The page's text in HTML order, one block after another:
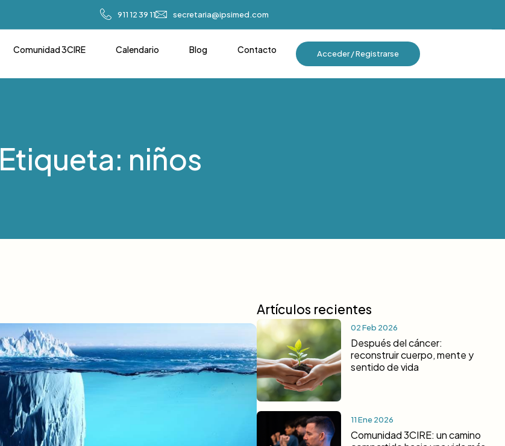
911 12 39 11 secretaria@ipsimed.com
Comunidad 3CIRE Calendario Blog Contacto Acceder / Registrarse
Etiqueta: niños
Artículos recientes
02 Feb 2026
Después del cáncer:
reconstruir cuerpo, mente y
sentido de vida
11 Ene 2026
Comunidad 3CIRE: un camino